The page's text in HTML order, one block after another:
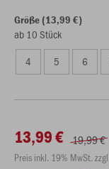
Größe (13,99 €)
ab 10 Stück
4
5 6
13,99 € 19,99 €
Preis inkl. 19% MwSt.